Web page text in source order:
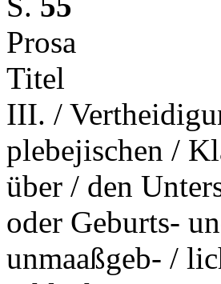
Prosa
Titel
III. /
plebejischen /
über / den
oder Geburts-
unmaaßgeb- /